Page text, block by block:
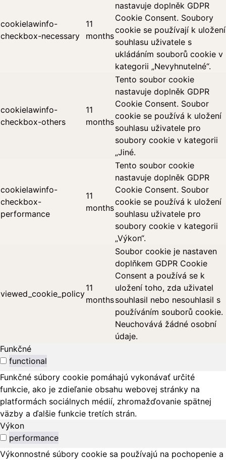
cookielawinfo-
checkbox-necessary
11
months
nastavuje doplněk GDPR
Cookie Consent. Soubory
cookie se používají k uložení
souhlasu uživatele s
ukládáním souborů cookie v
kategorii „Nevyhnutelné“.
cookielawinfo-
checkbox-others
11
months
Tento soubor cookie
nastavuje doplněk GDPR
Cookie Consent. Soubor
cookie se používá k uložení
souhlasu uživatele pro
soubory cookie v kategorii
„Jiné.
cookielawinfo-
checkbox-
performance
11
months
Tento soubor cookie
nastavuje doplněk GDPR
Cookie Consent. Soubor
cookie se používá k uložení
souhlasu uživatele pro
soubory cookie v kategorii
„Výkon“.
viewed_cookie_policy
11
months
Soubor cookie je nastaven
doplňkem GDPR Cookie
Consent a používá se k
uložení toho, zda uživatel
souhlasil nebo nesouhlasil s
používáním souborů cookie.
Neuchovává žádné osobní
údaje.
Funkčné
functional
Funkčné súbory cookie pomáhajú vykonávať určité
funkcie, ako je zdieľanie obsahu webovej stránky na
platformách sociálnych médií, zhromažďovanie spätnej
väzby a ďalšie funkcie tretích strán.
Výkon
performance
Výkonnostné súbory cookie sa používajú na pochopenie a